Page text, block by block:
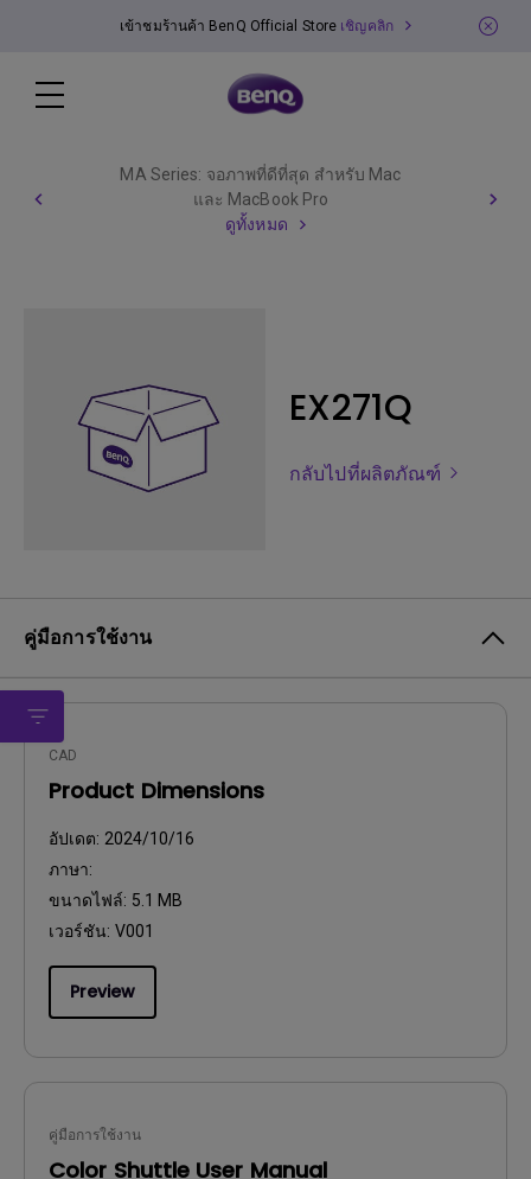
เข้าชมร้านค้า BenQ Official Store เชิญคลิก
MA Series: จอภาพที่ดีที่สุด สำหรับ Mac
และ MacBook Pro
ดูทั้งหมด
EX271Q
กลับไปที่ผลิตภัณฑ์
คู่มือการใช้งาน
CAD
Product Dimensions
อัปเดต: 2024/10/16
ภาษา:
ขนาดไฟล์: 5.1 MB
เวอร์ชัน: V001
Preview
คู่มือการใช้งาน
Color Shuttle User Manual